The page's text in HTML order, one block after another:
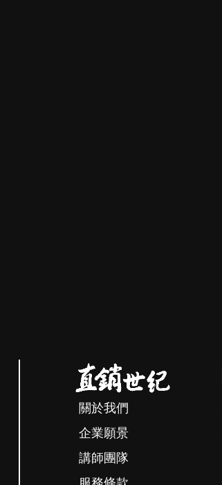
關於我們
企業願景
講師團隊